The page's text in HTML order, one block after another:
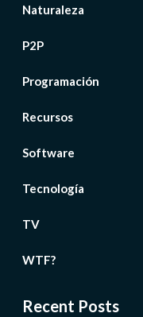
Naturaleza
P2P
Programación
Recursos
Software
Tecnología
TV
WTF?
Recent Posts